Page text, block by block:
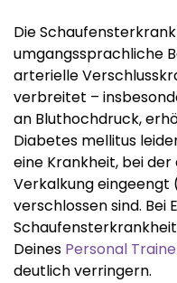
Die
umgangssprachliche
arterielle
verbreitet –
an Bluthochdruck,
Diabetes mellitus
eine Krankheit, bei
Verkalkung eingeengt
verschlossen sind. Bei
Deines Personal
deutlich verringern.